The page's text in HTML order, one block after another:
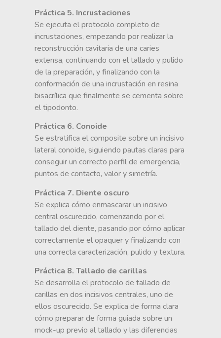
Práctica 5. Incrustaciones
Se ejecuta el protocolo completo de
incrustaciones, empezando por realizar la
reconstrucción cavitaria de una caries
extensa, continuando con el tallado y pulido
de la preparación, y finalizando con la
conformación de una incrustación en resina
bisacrílica que finalmente se cementa sobre
el tipodonto.
Práctica 6. Conoide
Se estratifica el composite sobre un incisivo
lateral conoide, siguiendo pautas claras para
conseguir un correcto perfil de emergencia,
puntos de contacto, valor y simetría.
Práctica 7. Diente oscuro
Se explica cómo enmascarar un incisivo
central oscurecido, comenzando por el
tallado del diente, pasando por cómo aplicar
correctamente el opaquer y finalizando con
una correcta caracterización, pulido y textura.
Práctica 8. Tallado de carillas
Se desarrolla el protocolo de tallado de
carillas en dos incisivos centrales, uno de
ellos oscurecido. Se explica de forma clara
cómo preparar de forma guiada sobre un
mock-up previo al tallado y las diferencias